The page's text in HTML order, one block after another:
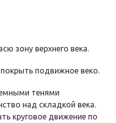
зону верхнего века.
подвижное веко.
тенями
над складкой века.
круговое движение по